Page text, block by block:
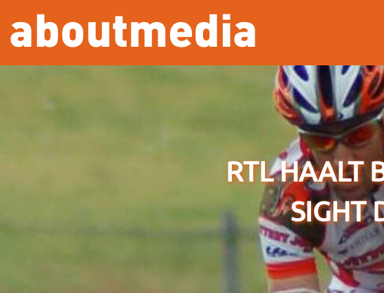
Overslaan en naar de inhoud gaan
RTL HAALT
SIGHT